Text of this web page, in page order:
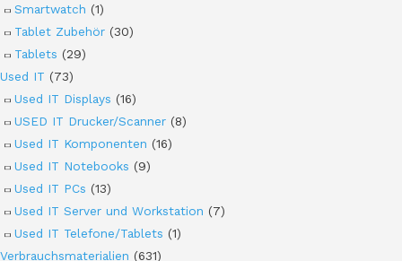
Smartwatch (1)
Tablet Zubehör (30)
Tablets (29)
Used IT (73)
Used IT Displays (16)
USED IT Drucker/Scanner (8)
Used IT Komponenten (16)
Used IT Notebooks (9)
Used IT PCs (13)
Used IT Server und Workstation (7)
Used IT Telefone/Tablets (1)
Verbrauchsmaterialien (631)